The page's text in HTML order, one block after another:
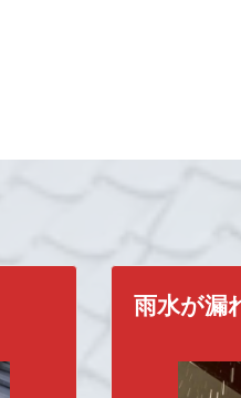
どれか一つでも
雨水が漏